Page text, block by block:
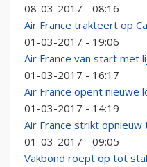
08-03-2017 - 08:16
Air France trakteert op
01-03-2017 - 19:06
Air France van start met
01-03-2017 - 16:17
Air France opent nieuwe
01-03-2017 - 14:19
Air France strikt
01-03-2017 - 09:05
Vakbond roept op tot